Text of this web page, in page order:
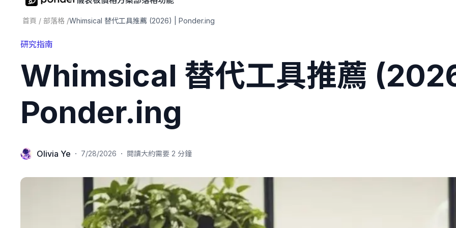
首頁 / 部落格 /Whimsical 替代工具推薦 (2026) | Ponder.ing
研究指南
Whimsical 替代工具推薦
Ponder.ing
Olivia Ye · 7/28/2026 · 閱讀大約需要 2 分鐘